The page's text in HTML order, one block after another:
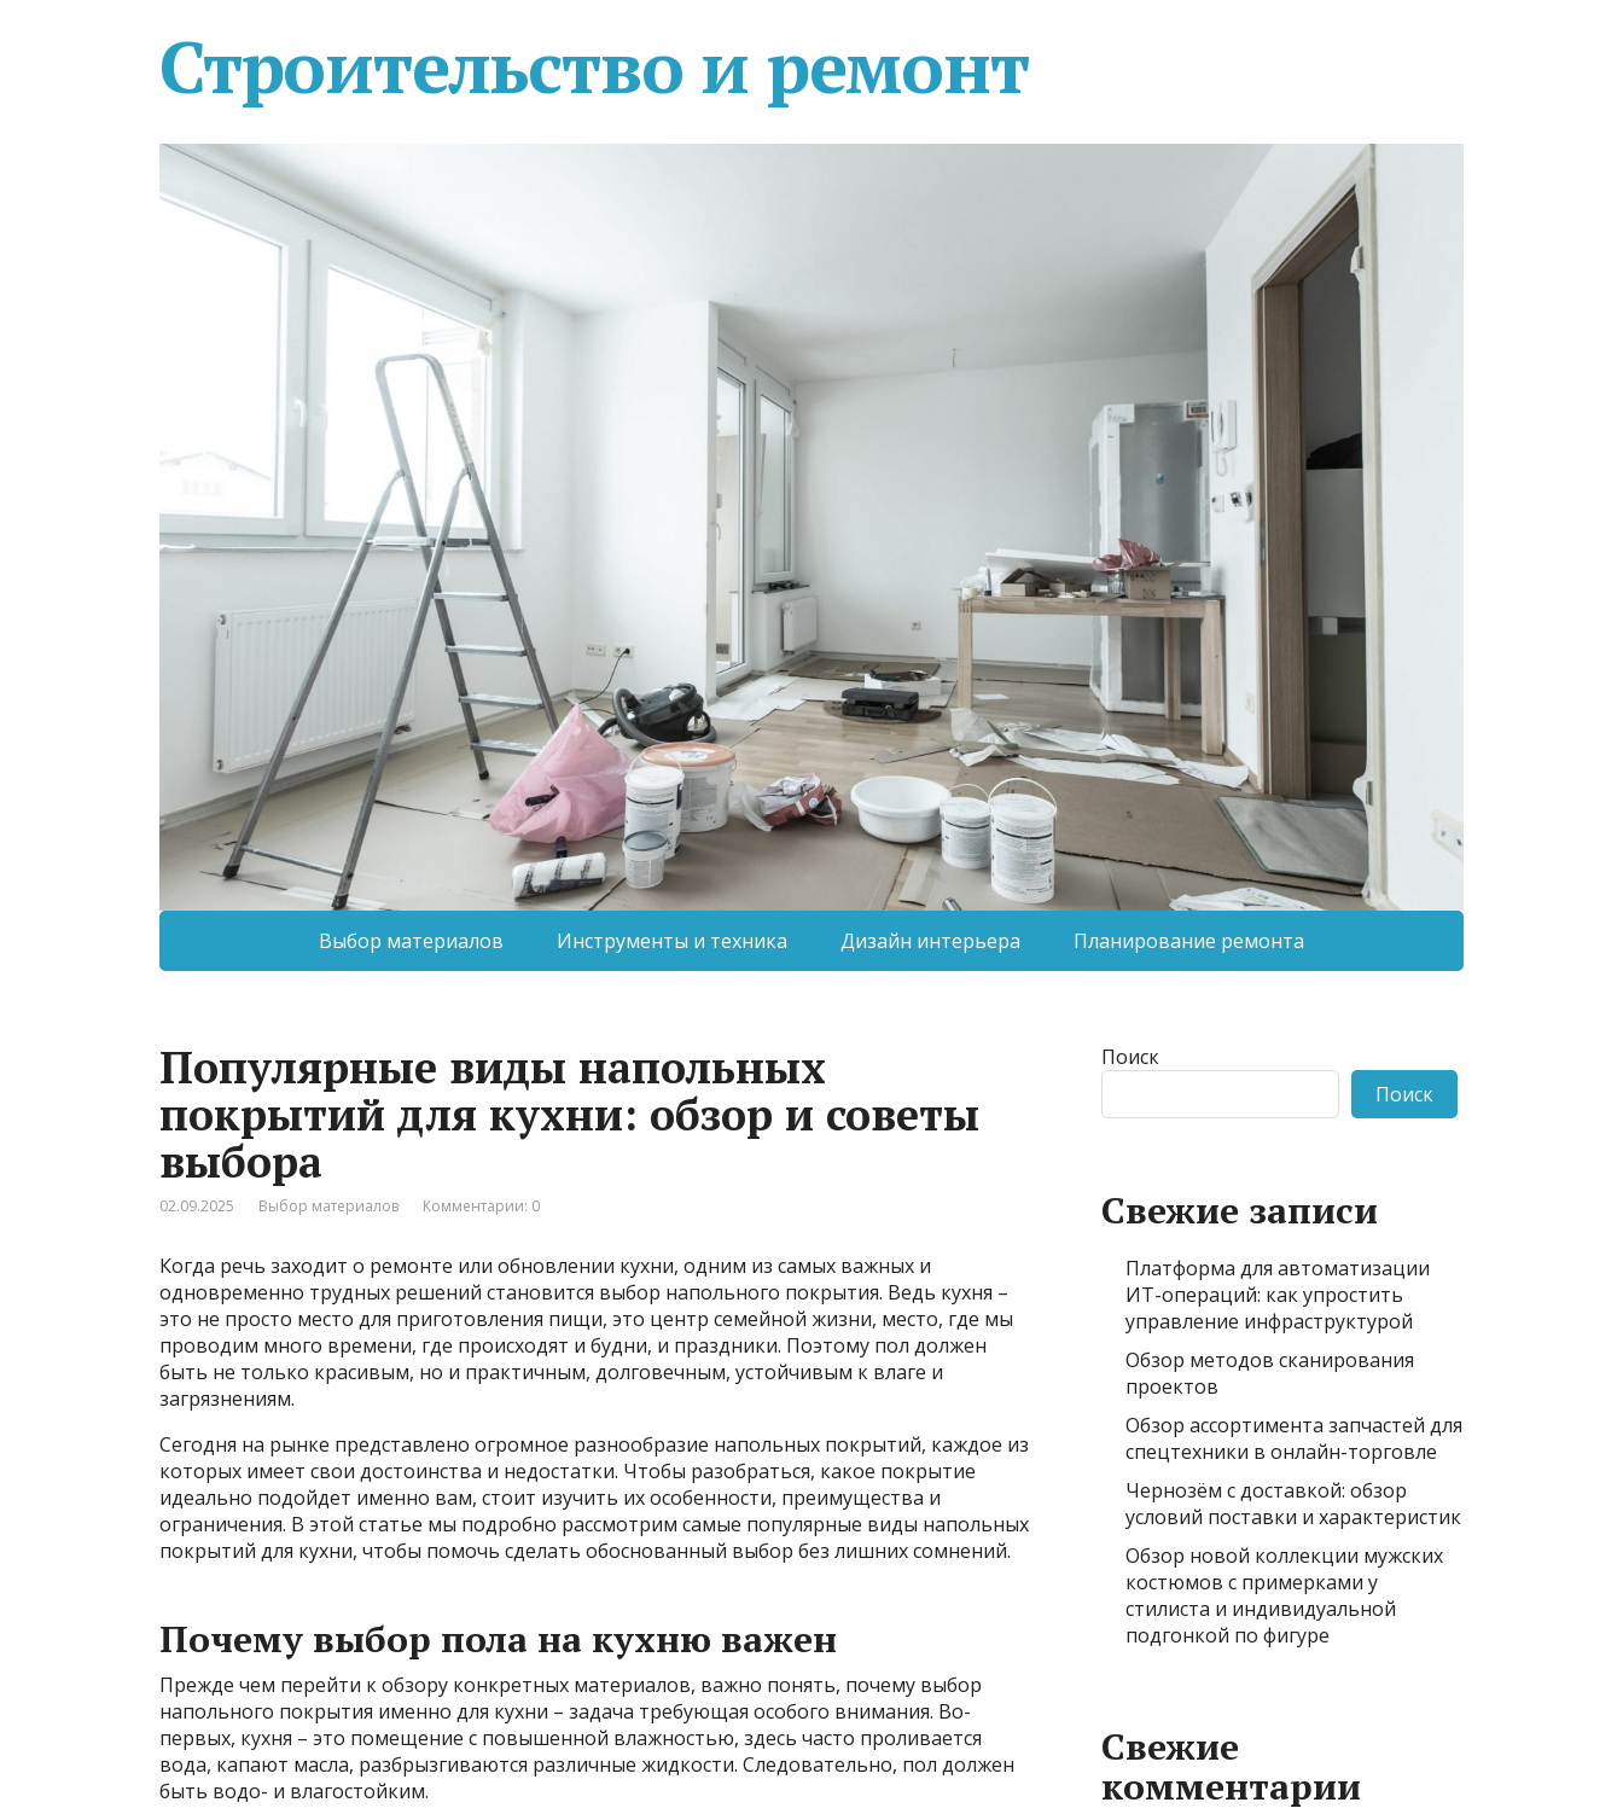
Строительство и ремонт
Выбор материалов Инструменты и техника Дизайн интерьера Планирование ремонта
Популярные виды напольных
покрытий для кухни: обзор и советы
выбора
02.09.2025 Выбор материалов Комментарии: 0
Когда речь заходит о ремонте или обновлении кухни, одним из самых важных и
одновременно трудных решений становится выбор напольного покрытия. Ведь кухня –
это не просто место для приготовления пищи, это центр семейной жизни, место, где мы
проводим много времени, где происходят и будни, и праздники. Поэтому пол должен
быть не только красивым, но и практичным, долговечным, устойчивым к влаге и
загрязнениям.
Сегодня на рынке представлено огромное разнообразие напольных покрытий, каждое из
которых имеет свои достоинства и недостатки. Чтобы разобраться, какое покрытие
идеально подойдет именно вам, стоит изучить их особенности, преимущества и
ограничения. В этой статье мы подробно рассмотрим самые популярные виды напольных
покрытий для кухни, чтобы помочь сделать обоснованный выбор без лишних сомнений.
Почему выбор пола на кухню важен
Прежде чем перейти к обзору конкретных материалов, важно понять, почему выбор
напольного покрытия именно для кухни – задача требующая особого внимания. Во-
первых, кухня – это помещение с повышенной влажностью, здесь часто проливается
вода, капают масла, разбрызгиваются различные жидкости. Следовательно, пол должен
быть водо- и влагостойким.
Поиск
Поиск
Свежие записи
Платформа для автоматизации
ИТ-операций: как упростить
управление инфраструктурой
Обзор методов сканирования
проектов
Обзор ассортимента запчастей для
спецтехники в онлайн-торговле
Чернозём с доставкой: обзор
условий поставки и характеристик
Обзор новой коллекции мужских
костюмов с примерками у
стилиста и индивидуальной
подгонкой по фигуре
Свежие
комментарии